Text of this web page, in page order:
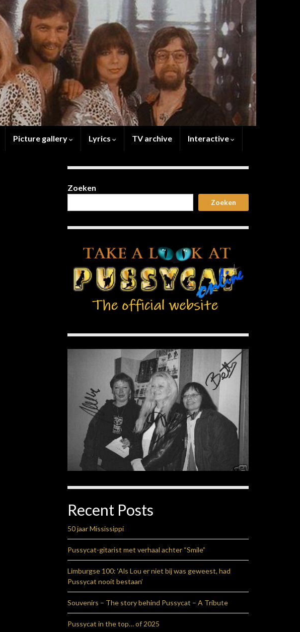
Picture gallery Lyrics TV archive Interactive
Zoeken
Zoeken
Recent Posts
50 jaar Mississippi
Pussycat-gitarist met verhaal achter “Smile”
Limburgse 100: ‘Als Lou er niet bij was geweest, had
Pussycat nooit bestaan’
Souvenirs – The story behind Pussycat – A Tribute
Pussycat in the top… of 2025